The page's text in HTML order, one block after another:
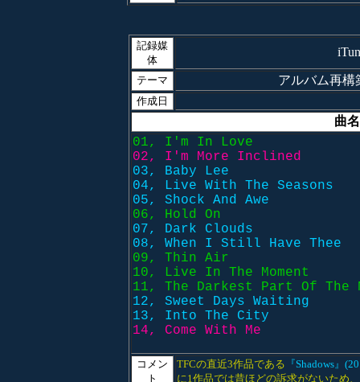
記録媒
体
テーマ アルバム再構
作成日
曲
01, I'm In Love
02, I'm More Inclined
03, Baby Lee
04, Live With The Seasons
05, Shock And Awe
06, Hold On
07, Dark Clouds
08, When I Still Have Thee
09, Thin Air
10, Live In The Moment
11, The Darkest Part Of The
12, Sweet Days Waiting
13, Into The City
14, Come With Me
コメン
ト
TFCの直近3作品である 『Shadows』
に1作品では昔ほどの訴求がないため